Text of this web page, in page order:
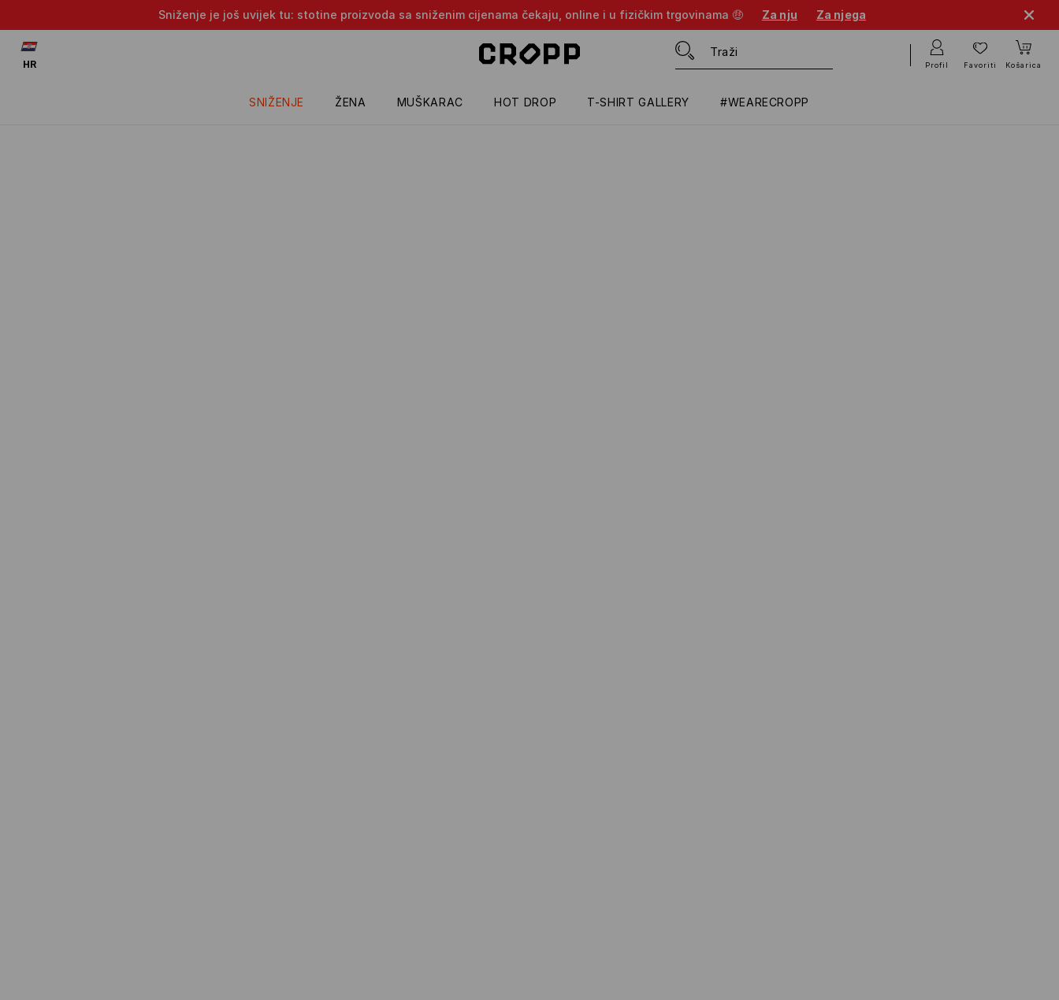
Sniženje je još uvijek tu: stotine proizvoda sa sniženim cijenama čekaju, online i u fizičkim trgovinama 🤑 Za nju Za njega
SNIŽENJE ŽENA MUŠKARAC HOT DROP T-SHIRT GALLERY #WEARECROPP
HR Profil Favoriti Košarica